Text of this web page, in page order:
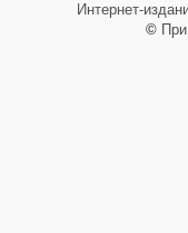
Интернет-
©